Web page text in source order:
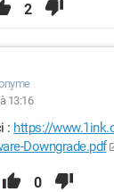
2
13:16
: https://
Downgrade.pdf
0